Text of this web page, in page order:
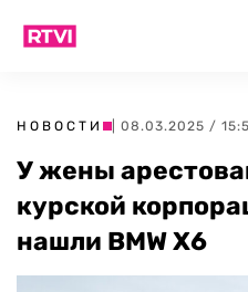
НОВОСТИ | 08.03.2025 /
У жены
курской
нашли BMW X6